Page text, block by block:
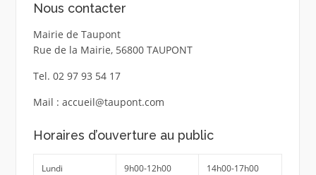
Nous contacter
Mairie de Taupont
Rue de la Mairie, 56800 TAUPONT
Tel. 02 97 93 54 17
Mail : accueil@taupont.com
Horaires d’ouverture au public
Lundi 9h00-12h00 14h00-17h00